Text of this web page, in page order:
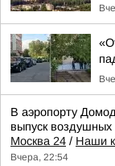
В аэропорту
выпуск
Москва 24 / Наши
Вчера, 22:54